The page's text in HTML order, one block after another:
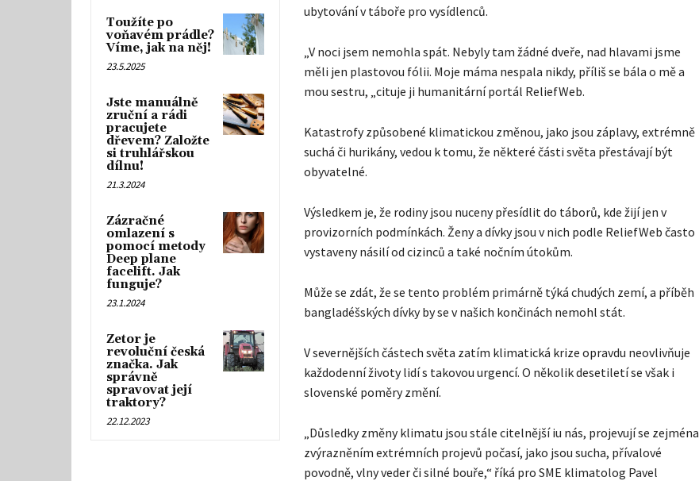
Toužíte po
voňavém prádle?
Víme, jak na něj!
23.5.2025
Jste manuálně
zruční a rádi
pracujete
dřevem? Založte
si truhlářskou
dílnu!
21.3.2024
Zázračné
omlazení s
pomocí metody
Deep plane
facelift. Jak
funguje?
23.1.2024
Zetor je
revoluční česká
značka. Jak
správně
spravovat její
traktory?
22.12.2023
ubytování v táboře pro vysídlenců.
„V noci jsem nemohla spát. Nebyly tam žádné dveře, nad hlavami jsme
měli jen plastovou fólii. Moje máma nespala nikdy, příliš se bála o mě a
mou sestru, „cituje ji humanitární portál ReliefWeb.
Katastrofy způsobené klimatickou změnou, jako jsou záplavy, extrémně
suchá či hurikány, vedou k tomu, že některé části světa přestávají být
obyvatelné.
Výsledkem je, že rodiny jsou nuceny přesídlit do táborů, kde žijí jen v
provizorních podmínkách. Ženy a dívky jsou v nich podle ReliefWeb často
vystaveny násilí od cizinců a také nočním útokům.
Může se zdát, že se tento problém primárně týká chudých zemí, a příběh
bangladéšských dívky by se v našich končinách nemohl stát.
V severnějších částech světa zatím klimatická krize opravdu neovlivňuje
každodenní životy lidí s takovou urgencí. O několik desetiletí se však i
slovenské poměry změní.
„Důsledky změny klimatu jsou stále citelnější iu nás, projevují se zejména
zvýrazněním extrémních projevů počasí, jako jsou sucha, přívalové
povodně, vlny veder či silné bouře,“ říká pro SME klimatolog Pavel